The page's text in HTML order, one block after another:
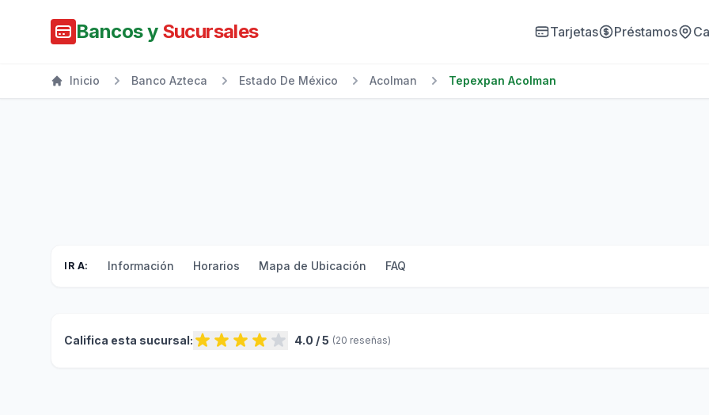
Bancos y Sucursales Tarjetas Préstamos
Inicio Banco Azteca Estado De México Acolman Tepexpan Acolman
IR A: Información Horarios Mapa de Ubicación FAQ
Califica esta sucursal: 4.0 / 5 (20 reseñas)